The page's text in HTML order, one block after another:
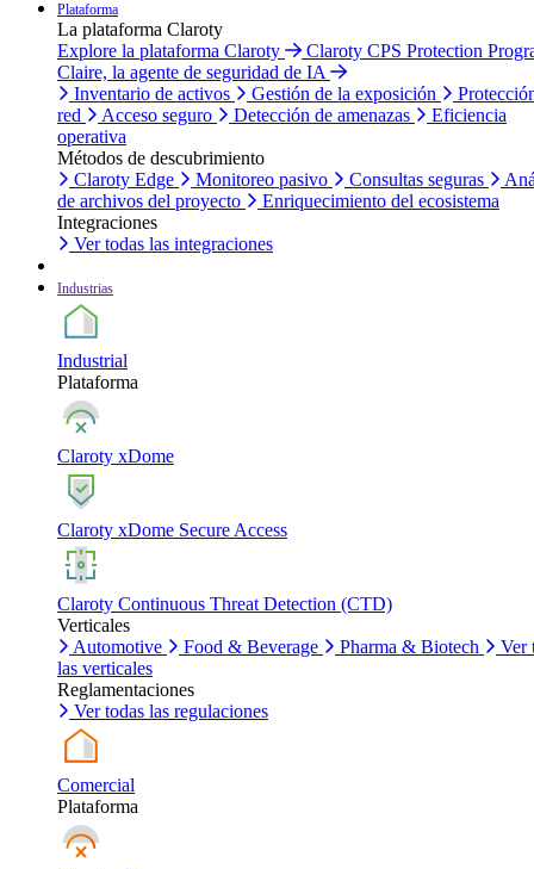
Plataforma
La plataforma Claroty
Explore la plataforma Claroty
Claroty CPS Protection
Claire, la agente de seguridad de IA
Inventario de activos
Gestión de la exposición
red
Acceso seguro Detección de amenazas
Eficiencia
operativa
Métodos de descubrimiento
Claroty Edge
Monitoreo pasivo Consultas seguras
de archivos del proyecto
Enriquecimiento del ecosistema
Integraciones
Ver todas las integraciones
Industrias
Industrial
Plataforma
Claroty xDome
Claroty xDome Secure Access
Claroty Continuous Threat Detection (CTD)
Verticales
Automotive
Food & Beverage Pharma & Biotech
Ver
las verticales
Reglamentaciones
Ver todas las regulaciones
Comercial
Plataforma